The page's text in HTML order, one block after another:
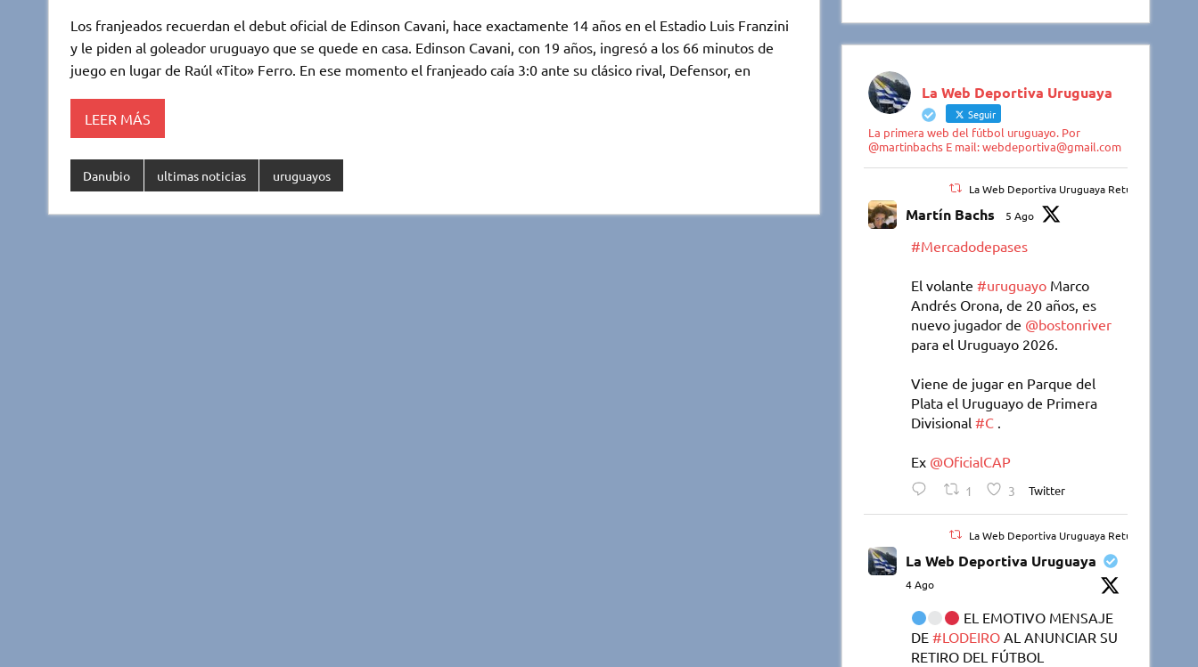
it
te
r
at
s
A
p
p
e
b
k
m
p
r
Los franjeados recuerdan el debut oficial de Edinson Cavani, hace exactamente 14 años en el Estadio Luis Franzini
y le piden al goleador uruguayo que se quede en casa. Edinson Cavani, con 19 años, ingresó a los 66 minutos de
juego en lugar de Raúl «Tito» Ferro. En ese momento el franjeado caía 3:0 ante su clásico rival, Defensor, en
LEER MÁS
Danubio ultimas noticias uruguayos
La Web Deportiva Uruguaya
Seguir
La primera web del fútbol uruguayo. Por
@martinbachs E mail: webdeportiva@gmail.com
La Web Deportiva Uruguaya Retuiteado
Martín Bachs 5 Ago
#Mercadodepases
El volante#uruguayo Marco
Andrés Orona, de 20 años, es
nuevo jugador de @bostonriver
para el Uruguayo 2026.
Viene de jugar en Parque del
Plata el Uruguayo de Primera
Divisional#C .
Ex @OficialCAP
1 3 Twitter
La Web Deportiva Uruguaya Retuiteado
La Web Deportiva Uruguaya
4 Ago
EL EMOTIVO MENSAJE
DE#LODEIRO AL ANUNCIAR SU
RETIRO DEL FÚTBOL